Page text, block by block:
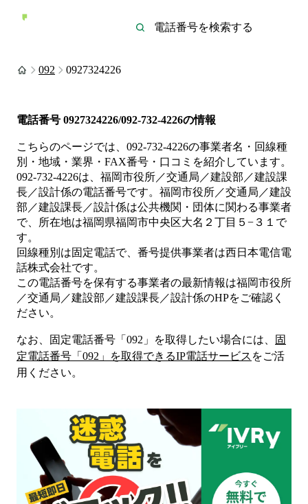
092 0927324226
電話番号 0927324226/092-732-4226の情報
こちらのページでは、 092-732-4226の事業者名・回線種
別・地域・業界・FAX番号・口コミを紹介しています。
092-732-4226は、 福岡市役所／交通局／建設部／建設課
長／設計係の電話番号です。 福岡市役所／交通局／建設
部／建設課長／設計係は公共機関・団体に関わる事業者
で、所在地は福岡県福岡市中央区大名２丁目５−３１ で
す。
回線種別は固定電話で、番号提供事業者は西日本電信電
話株式会社です。
この電話番号を保有する事業者の最新情報は福岡市役所
／交通局／建設部／建設課長／設計係のHPをご確認く
ださい。
なお、固定電話番号「 092 」を取得したい場合には、
固
定電話番号「 092 」を取得できるIP電話サービス をご活
用ください。